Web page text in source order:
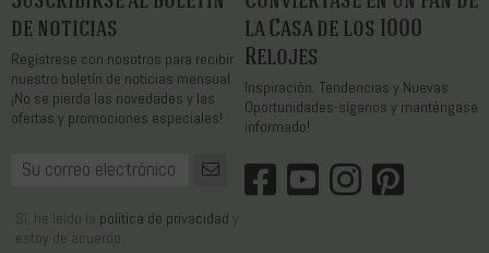
de noticias
Regístrese con nosotros para recibir
nuestro boletín de noticias mensual.
¡No se pierda las novedades y las
ofertas y promociones especiales!
Sí, he leído la política de privacidad
estoy de acuerdo.
la Casa de los 1000
Relojes
Inspiración. Tendencias y Nuevas
Oportunidades-síganos y manténgase
informado!